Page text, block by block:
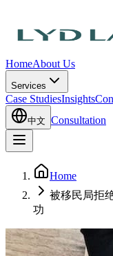
HomeAbout Us
Services
Case StudiesInsights
中文 Consultation
Home
被移民局拒
功